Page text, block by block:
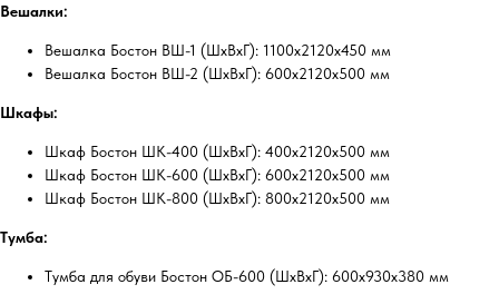
Вешалки:
Вешалка Бостон ВШ-1 (ШхВхГ): 1100х2120х450 мм
Вешалка Бостон ВШ-2 (ШхВхГ): 600х2120х500 мм
Шкафы:
Шкаф Бостон ШК-400 (ШхВхГ): 400х2120х500 мм
Шкаф Бостон ШК-600 (ШхВхГ): 600х2120х500 мм
Шкаф Бостон ШК-800 (ШхВхГ): 800х2120х500 мм
Тумба:
Тумба для обуви Бостон ОБ-600 (ШхВхГ): 600х930х380 мм